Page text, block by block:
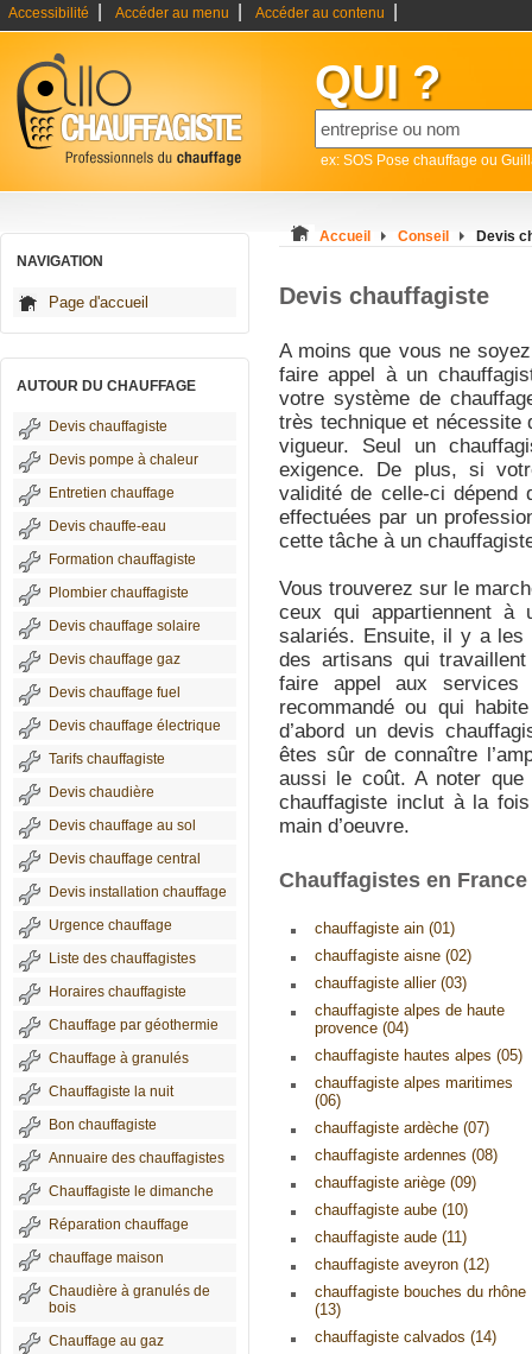
Accessibilité Accéder au menu Accéder au contenu
QUI ?
ex: SOS Pose chauffage ou
NAVIGATION
Page d'accueil
AUTOUR DU CHAUFFAGE
Devis chauffagiste
Devis pompe à chaleur
Entretien chauffage
Devis chauffe-eau
Formation chauffagiste
Plombier chauffagiste
Devis chauffage solaire
Devis chauffage gaz
Devis chauffage fuel
Devis chauffage électrique
Tarifs chauffagiste
Devis chaudière
Devis chauffage au sol
Devis chauffage central
Devis installation chauffage
Urgence chauffage
Liste des chauffagistes
Horaires chauffagiste
Chauffage par géothermie
Chauffage à granulés
Chauffagiste la nuit
Bon chauffagiste
Annuaire des chauffagistes
Chauffagiste le dimanche
Réparation chauffage
chauffage maison
Chaudière à granulés de
bois
Chauffage au gaz
Accueil Conseil Devis
Devis chauffagiste
A moins que vous ne
faire appel à un
votre système de
très technique et nécessite
vigueur. Seul un
exigence. De plus, si
validité de celle-ci dépend
effectuées par un
cette tâche à un
Vous trouverez sur le
ceux qui appartiennent à
salariés. Ensuite, il y a les
des artisans qui
faire appel aux services
recommandé ou qui
d’abord un devis
êtes sûr de connaître
aussi le coût. A noter
chauffagiste inclut à la
main d’oeuvre.
Chauffagistes en
chauffagiste ain (01)
chauffagiste aisne (02)
chauffagiste allier (03)
chauffagiste alpes de haute
provence (04)
chauffagiste hautes alpes (05)
chauffagiste alpes maritimes
(06)
chauffagiste ardèche (07)
chauffagiste ardennes (08)
chauffagiste ariège (09)
chauffagiste aube (10)
chauffagiste aude (11)
chauffagiste aveyron (12)
chauffagiste bouches du rhône
(13)
chauffagiste calvados (14)